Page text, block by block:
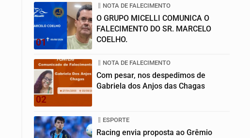
01
NOTA DE FALECIMENTO
O GRUPO MICELLI COMUNICA O
FALECIMENTO DO SR. MARCELO
COELHO.
02
NOTA DE FALECIMENTO
Com pesar, nos despedimos de
Gabriela dos Anjos das Chagas
ESPORTE
Racing envia proposta ao Grêmio